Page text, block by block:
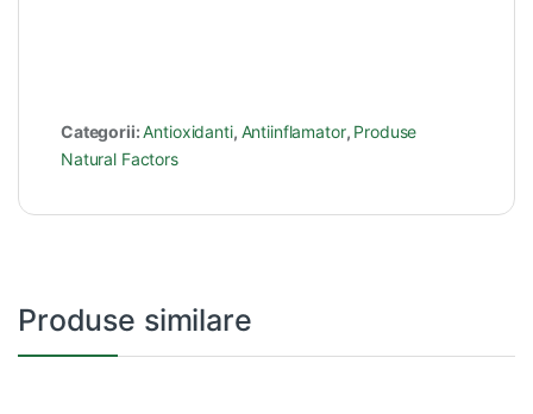
Categorii:Antioxidanti, Antiinflamator, Produse
Natural Factors
Produse similare